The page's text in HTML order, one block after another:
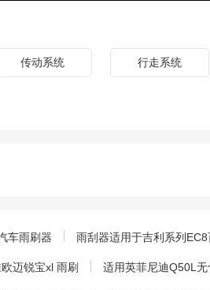
传动系统 行走系统
车雨刷器 雨刮器适用于吉利系列
迈锐宝xl 雨刷 适用英菲尼迪Q50L